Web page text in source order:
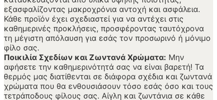
εξασφαλίζοντας μακροχρόνια αντοχή και ασφάλεια.
Κάθε προϊόν έχει σχεδιαστεί για να αντέχει στις
καθημερινές προκλήσεις, προσφέροντας ταυτόχρονα
τη μέγιστη απόλαυση για εσάς τον προσωρινό ή μόνιμο
φίλο σας.
Ποικιλία Σχεδίων και Ζωντανά Χρώματα: Μην
αφήσετε την καθημερινότητά σας να είναι βαρετή! Τα
θερμός μας διατίθενται σε διάφορα σχέδια και ζωντανά
χρώματα που θα ενθουσιάσουν τόσο εσάς όσο και τους
τετράποδους φίλους σας. Αίγλη και ζωντάνια σε κάθε